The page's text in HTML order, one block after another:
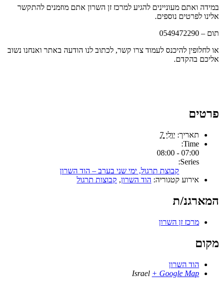
אלינו לפרטים נוספים.
תום – 0549472290
אליכם בהקדם.
פרטים
תאריך: יולי 7
Time:
07:00 - 08:00
Series:
קבוצת תרגול, ימי שני בערב – הוד השרון
אירוע קטגוריה: הוד השרון, קבוצות תרגול
המארגנ/ת
מרכז זן השרון
מקום
הוד השרון
Israel + Google Map